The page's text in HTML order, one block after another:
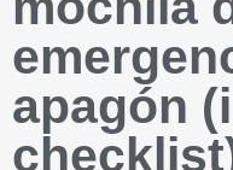
apagón